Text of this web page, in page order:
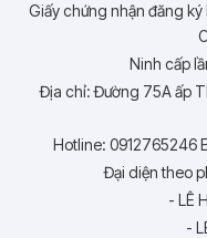
Giấy chứng nhận đăng
Ninh cấp
Địa chỉ: Đường 75A ấp
Hotline: 0912765246
Đại diện theo
- LÊ
-